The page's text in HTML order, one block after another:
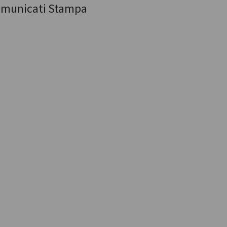
Stampa